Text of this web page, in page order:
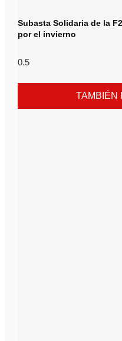
Subasta Solidaria de la
por el invierno
TAMBIÉN